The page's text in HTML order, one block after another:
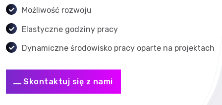
Możliwość rozwoju
Elastyczne godziny pracy
Dynamiczne środowisko pracy oparte na projektach
Skontaktuj się z nami